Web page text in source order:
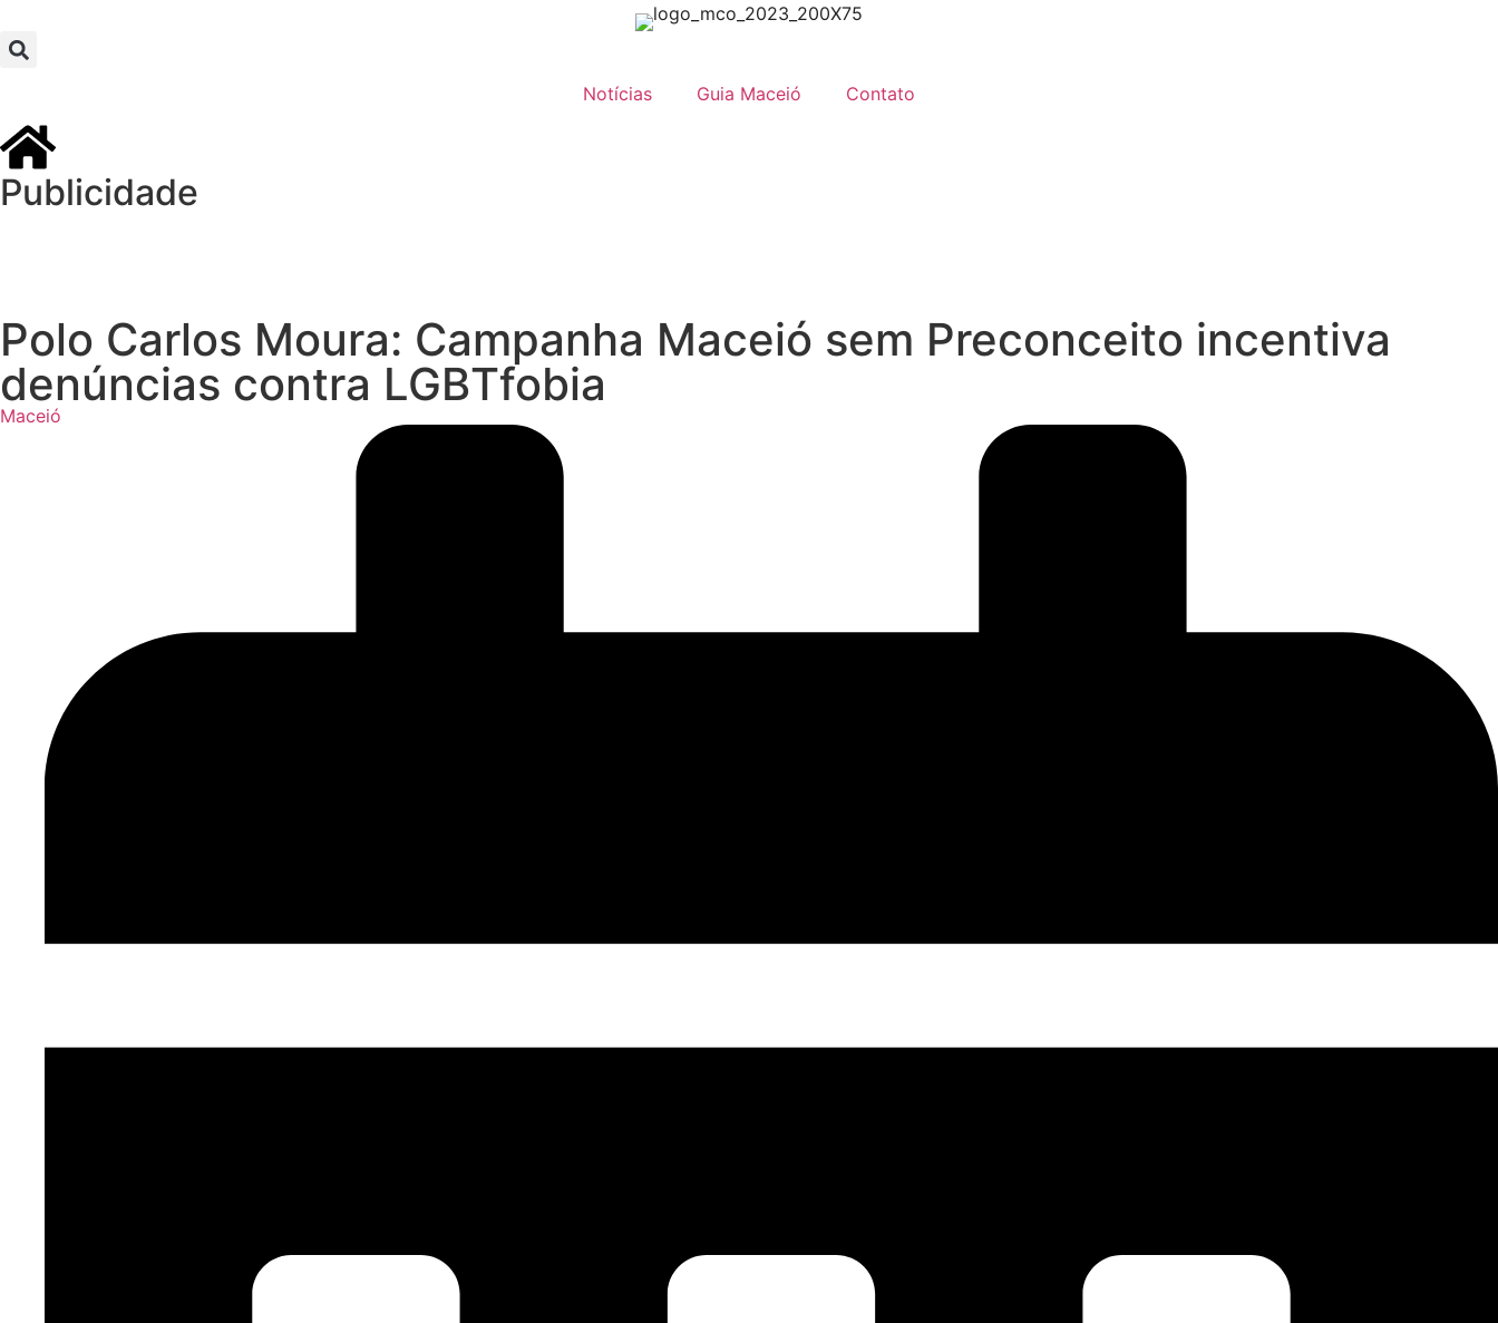
Notícias Guia Maceió Contato
Publicidade
Polo Carlos Moura: Campanha Maceió sem Preconceito incentiva
denúncias contra LGBTfobia
Maceió